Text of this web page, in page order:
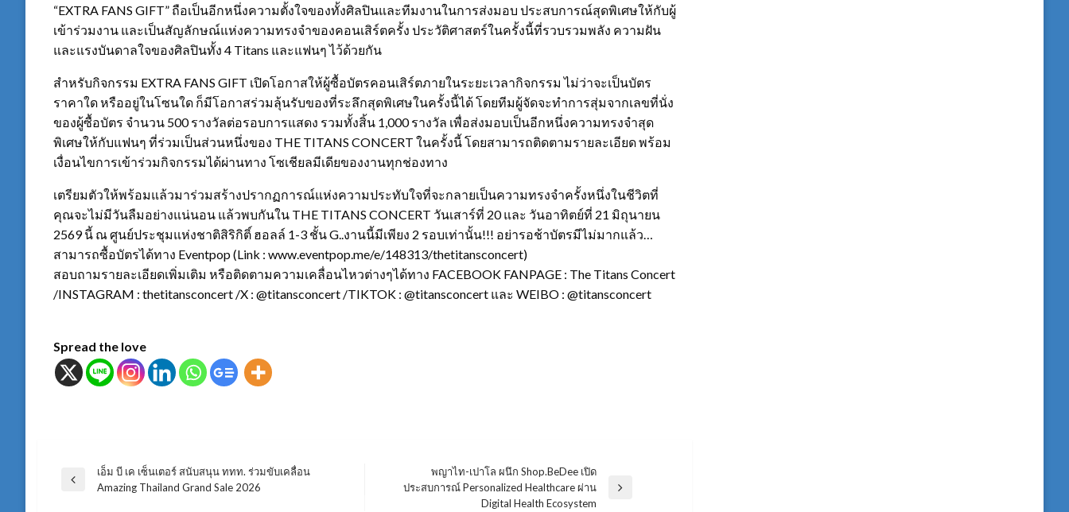
“EXTRA FANS GIFT” ถือเป็นอีกหนึ่งความตั้งใจของทั้งศิลปินและทีมงานในการส่งมอบ ประสบการณ์สุดพิเศษให้กับผู้
เข้าร่วมงาน และเป็นสัญลักษณ์แห่งความทรงจำของคอนเสิร์ตครั้ง ประวัติศาสตร์ในครั้งนี้ที่รวบรวมพลัง ความฝัน
และแรงบันดาลใจของศิลปินทั้ง 4 Titans และแฟนๆ ไว้ด้วยกัน
สำหรับกิจกรรม EXTRA FANS GIFT เปิดโอกาสให้ผู้ซื้อบัตรคอนเสิร์ตภายในระยะเวลากิจกรรม ไม่ว่าจะเป็นบัตร
ราคาใด หรืออยู่ในโซนใด ก็มีโอกาสร่วมลุ้นรับของที่ระลึกสุดพิเศษในครั้งนี้ได้ โดยทีมผู้จัดจะทำการสุ่มจากเลขที่นั่ง
ของผู้ซื้อบัตร จำนวน 500 รางวัลต่อรอบการแสดง รวมทั้งสิ้น 1,000 รางวัล เพื่อส่งมอบเป็นอีกหนึ่งความทรงจำสุด
พิเศษให้กับแฟนๆ ที่ร่วมเป็นส่วนหนึ่งของ THE TITANS CONCERT ในครั้งนี้ โดยสามารถติดตามรายละเอียด พร้อม
เงื่อนไขการเข้าร่วมกิจกรรมได้ผ่านทาง โซเชียลมีเดียของงานทุกช่องทาง
เตรียมตัวให้พร้อมแล้วมาร่วมสร้างปรากฏการณ์แห่งความประทับใจที่จะกลายเป็นความทรงจำครั้งหนึ่งในชีวิตที่
คุณจะไม่มีวันลืมอย่างแน่นอน แล้วพบกันใน THE TITANS CONCERT วันเสาร์ที่ 20 และ วันอาทิตย์ที่ 21 มิถุนายน
2569 นี้ ณ ศูนย์ประชุมแห่งชาติสิริกิติ์ ฮอลล์ 1-3 ชั้น G..งานนี้มีเพียง 2 รอบเท่านั้น!!! อย่ารอช้าบัตรมีไม่มากแล้ว…
สามารถซื้อบัตรได้ทาง Eventpop (Link : www.eventpop.me/e/148313/thetitansconcert)
สอบถามรายละเอียดเพิ่มเติม หรือติดตามความเคลื่อนไหวต่างๆได้ทาง FACEBOOK FANPAGE : The Titans Concert
/INSTAGRAM : thetitansconcert /X : @titansconcert /TIKTOK : @titansconcert และ WEIBO : @titansconcert
Spread the love
แนะแนว
Previous
เอ็ม บี เค เซ็นเตอร์ สนับสนุน ททท. ร่วมขับเคลื่อน
Amazing Thailand Grand Sale 2026
พญาไท-เปาโล ผนึก Shop.BeDee เปิด
ประสบการณ์ Personalized Healthcare ผ่าน
Digital Health Ecosystem